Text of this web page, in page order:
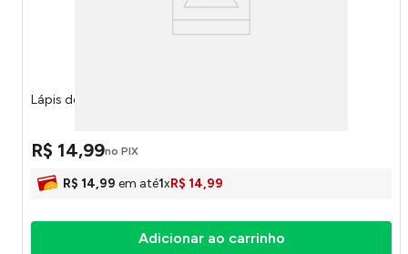
Lápis de Cor Sextavado 24 Cores - Onda
R$ 14,99no PIX
R$ 14,99 em até1xR$ 14,99
Adicionar ao carrinho